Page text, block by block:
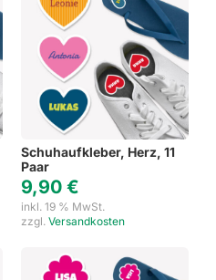
Schuhaufkleber, Herz, 11
Paar
9,90 €
inkl. 19 % MwSt.
zzgl. Versandkosten